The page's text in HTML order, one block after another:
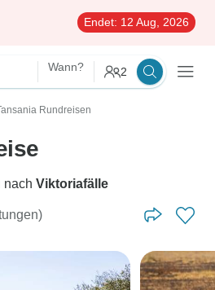
Endet: 12 Aug, 2026
Wann? 2
Rundreisen
nach Viktoriafälle